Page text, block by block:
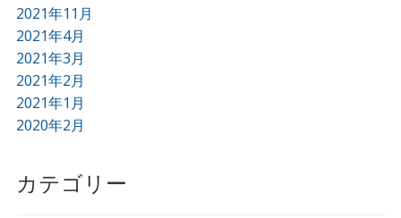
2021年11月
2021年4月
2021年3月
2021年2月
2021年1月
2020年2月
カテゴリー